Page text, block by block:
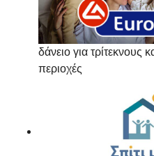
δάνειο για τρίτεκνους
περιοχές